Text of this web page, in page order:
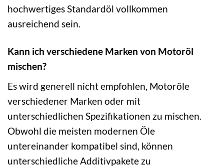
hochwertiges Standardöl vollkommen
ausreichend sein.
Kann ich verschiedene Marken von Motoröl
mischen?
Es wird generell nicht empfohlen, Motoröle
verschiedener Marken oder mit
unterschiedlichen Spezifikationen zu mischen.
Obwohl die meisten modernen Öle
untereinander kompatibel sind, können
unterschiedliche Additivpakete zu